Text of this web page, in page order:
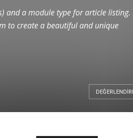
and a module type for article listing.
to create a beautiful and unique